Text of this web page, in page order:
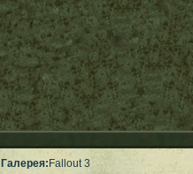
Галерея: Fallout 3